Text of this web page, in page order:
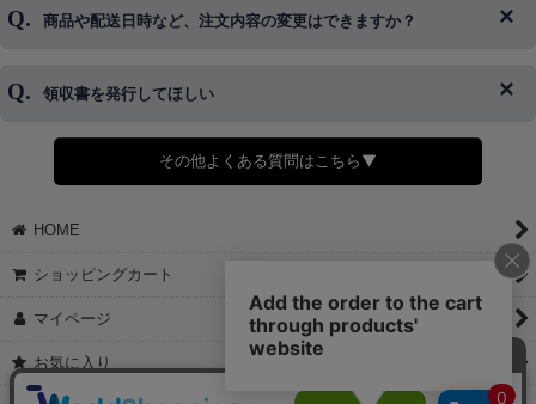
※発送後、発送準備が完了しお手続きが間に合わない場合は変更、
◆代金引換・クレジットカード・携帯キャリア決済・おねだり決
＞詳細は画像をタップ＜
商品や配送日時など、注文内容の変更はできますか？
◆商品発送前の変更は承っております。
さい。
領収書を発行してほしい
◆領収書はご希望頂いた場合のみ発行しております。
【これからご注文する場合】
STEP2「お届け先・お支払い」ページにて備考欄に下記の記載をお
願いします。
②宛名（空欄は上様は不可）
③但し書き（空欄やお品代は不可）
【すでにご注文が完了している場合】
その他よくある質問はこちら▼
HOME
ショッピングカート
マイページ
お気に入り